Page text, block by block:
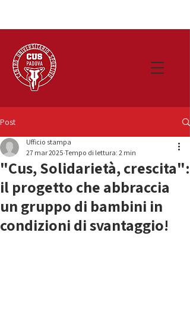
Post
"Cus, Solidarietà, crescita":
il progetto che abbraccia
un gruppo di bambini in
condizioni di svantaggio!
Ufficio stampa
27 mar 2025 Tempo di lettura: 2 min